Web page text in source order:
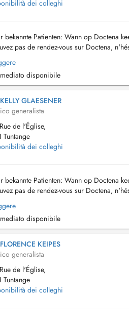
dei colleghi
bekannte Patienten: Wann op Doctena
pas de rendez-vous sur Doctena,
disponibile
GLAESENER
generalista
de l'Église,
Tuntange
dei colleghi
bekannte Patienten: Wann op Doctena
pas de rendez-vous sur Doctena,
disponibile
KEIPES
generalista
de l'Église,
Tuntange
dei colleghi